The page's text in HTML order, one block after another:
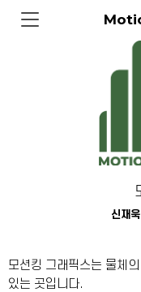
신재
모션킹 그래픽스는 물체
있는 곳입니다.